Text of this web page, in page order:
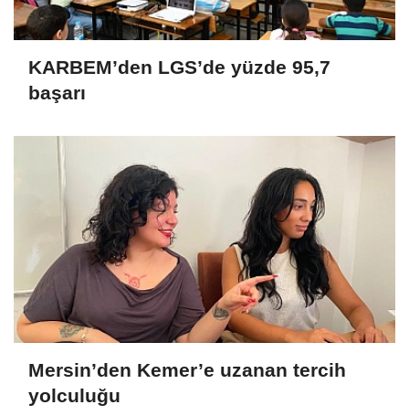
KARBEM’den LGS’de yüzde 95,7
başarı
Mersin’den Kemer’e uzanan tercih
yolculuğu